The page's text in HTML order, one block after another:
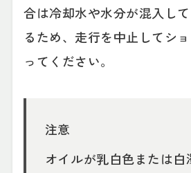
合は冷却水や水分が混入し
るため、走行を中止してシ
ってください。
注意
オイルが乳白色または白